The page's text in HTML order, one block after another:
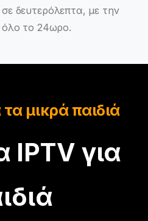
δευτερόλεπτα, με την
όλο το 24ωρο.
μικρά παιδιά
IPTV για